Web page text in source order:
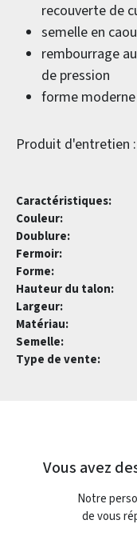
recouverte de
semelle en
rembourrage
de pression
forme
Produit d'entretien
Caractéristiques:
Couleur:
Doublure:
Fermoir:
Forme:
Hauteur du talon:
Largeur:
Matériau:
Semelle:
Type de vente:
Vous avez
Notre
de vous